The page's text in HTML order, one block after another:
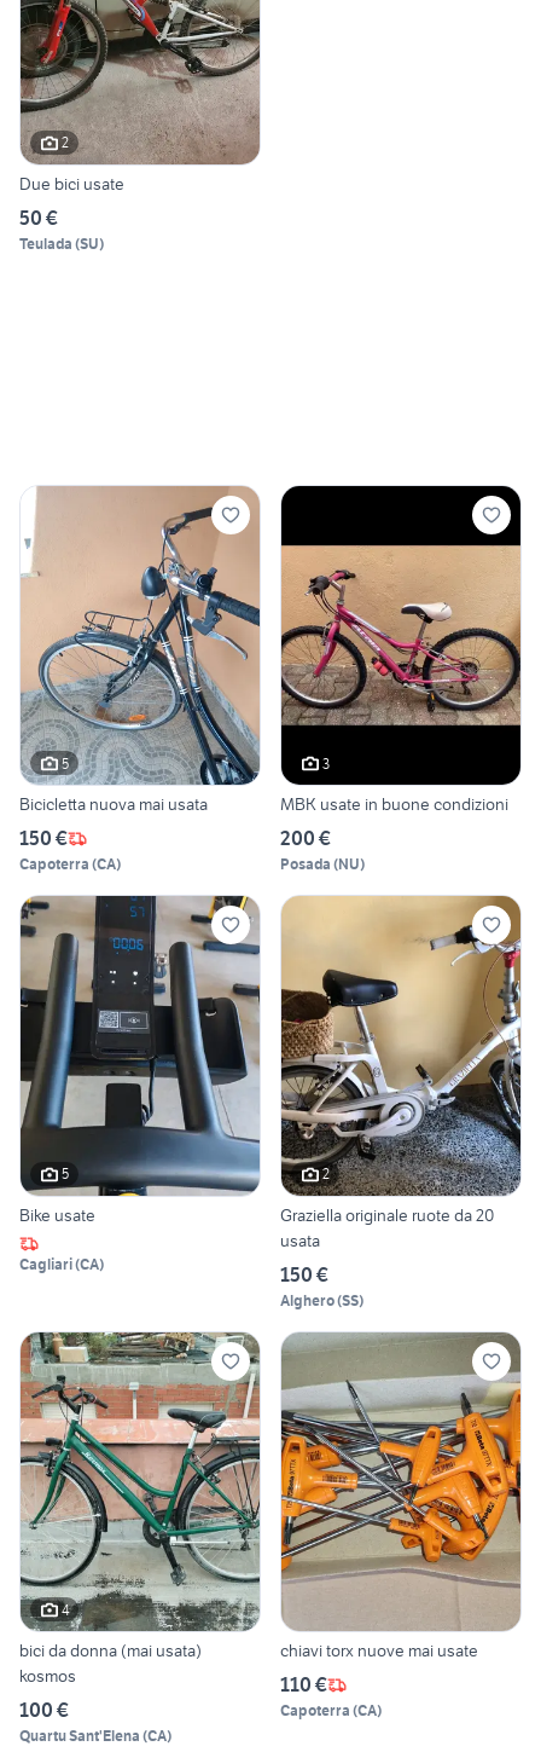
2
Due bici usate
50 €
Teulada (SU)
5
Bicicletta nuova mai usata
150 €
Capoterra (CA)
3
MBK usate in buone condizioni
200 €
Posada (NU)
5
Bike usate
Cagliari(CA)
2
Graziella originale ruote da 20
usata
150 €
Alghero(SS)
4
bici da donna (mai usata)
kosmos
100 €
Quartu Sant'Elena (CA)
chiavi torx nuove mai usate
110 €
Capoterra (CA)